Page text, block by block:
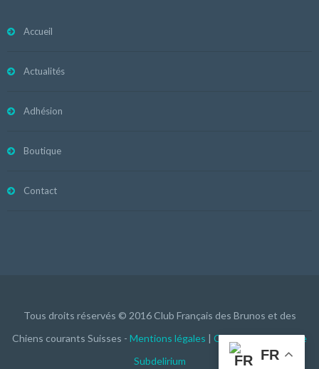
Accueil
Actualités
Adhésion
Boutique
Contact
Tous droits réservés © 2016 Club Français des Brunos et des
Chiens courants Suisses - Mentions légales | Création du système
Subdelirium
FR